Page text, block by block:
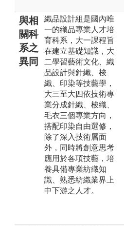
與相
關科
系之
異同
織品設計組是國內唯
一的織品專業人才培
育科系，大一課程旨
在建立基礎知識，大
二學習藝術文化、織
品設計與針織、梭
織、印染等技藝學，
大三至大四依技術專
業分成針織、梭織、
毛衣三個專業方向，
搭配印染自由選修，
除了深入技術層面
外，同時將創意思考
應用於各項技藝，培
養具備專業紡織知
識、熟悉紡織業界上
中下游之人才。